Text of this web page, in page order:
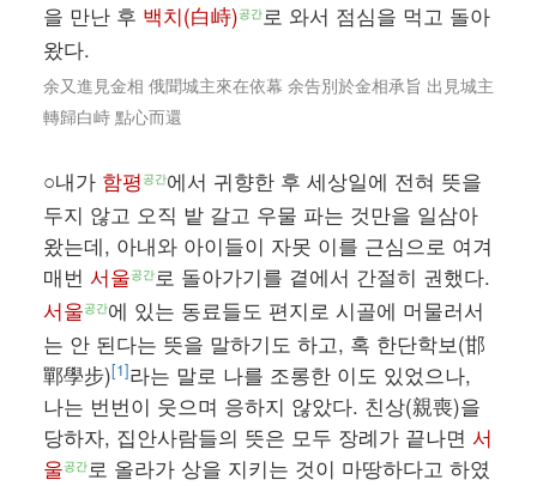
을 만난 후 백치(白峙)공간로 와서 점심을 먹고 돌아
왔다.
余又進見金相 俄聞城主來在依幕 余告別於金相承旨 出見城主
轉歸白峙 點心而還
○내가 함평 공간에서 귀향한 후 세상일에 전혀 뜻을
두지 않고 오직 밭 갈고 우물 파는 것만을 일삼아
왔는데, 아내와 아이들이 자못 이를 근심으로 여겨
매번 서울공간로 돌아가기를 곁에서 간절히 권했다.
서울공간에 있는 동료들도 편지로 시골에 머물러서
는 안 된다는 뜻을 말하기도 하고, 혹 한단학보(邯
鄲學步)[1]라는 말로 나를 조롱한 이도 있었으나,
나는 번번이 웃으며 응하지 않았다. 친상(親喪)을
당하자, 집안사람들의 뜻은 모두 장례가 끝나면 서
울공간로 올라가 상을 지키는 것이 마땅하다고 하였